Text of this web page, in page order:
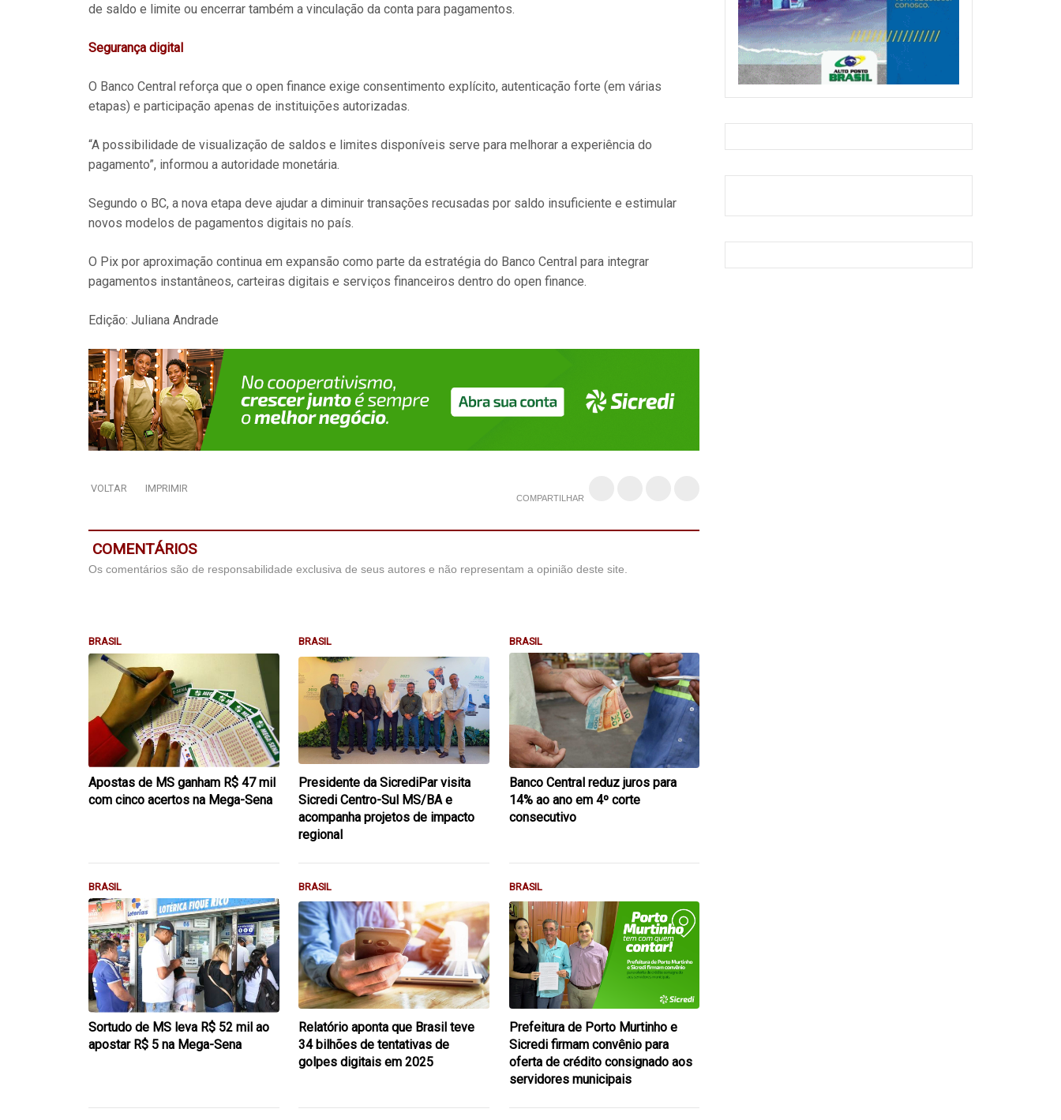
de saldo e limite ou encerrar também a vinculação da conta para pagamentos.
Segurança digital
O Banco Central reforça que o open finance exige consentimento explícito, autenticação forte (em várias
etapas) e participação apenas de instituições autorizadas.
“A possibilidade de visualização de saldos e limites disponíveis serve para melhorar a experiência do
pagamento”, informou a autoridade monetária.
Segundo o BC, a nova etapa deve ajudar a diminuir transações recusadas por saldo insuficiente e estimular
novos modelos de pagamentos digitais no país.
O Pix por aproximação continua em expansão como parte da estratégia do Banco Central para integrar
pagamentos instantâneos, carteiras digitais e serviços financeiros dentro do open finance.
Edição: Juliana Andrade
VOLTAR IMPRIMIR
COMPARTILHAR
COMENTÁRIOS
Os comentários são de responsabilidade exclusiva de seus autores e não representam a opinião deste site.
BRASIL
Apostas de MS ganham R$ 47 mil
com cinco acertos na Mega-Sena
BRASIL
Presidente da SicrediPar visita
Sicredi Centro-Sul MS/BA e
acompanha projetos de impacto
regional
BRASIL
Banco Central reduz juros para
14% ao ano em 4º corte
consecutivo
BRASIL
Sortudo de MS leva R$ 52 mil ao
apostar R$ 5 na Mega-Sena
BRASIL
Relatório aponta que Brasil teve
34 bilhões de tentativas de
golpes digitais em 2025
BRASIL
Prefeitura de Porto Murtinho e
Sicredi firmam convênio para
oferta de crédito consignado aos
servidores municipais